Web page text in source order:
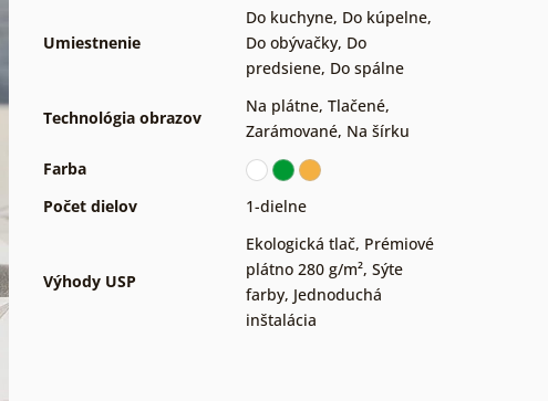
Umiestnenie
Do kuchyne, Do kúpelne,
Do obývačky, Do
predsiene, Do spálne
Technológia obrazov
Na plátne, Tlačené,
Zarámované, Na šírku
Farba
Počet dielov
1-dielne
Výhody USP
Ekologická tlač, Prémiové
plátno 280 g/m², Sýte
farby, Jednoduchá
inštalácia